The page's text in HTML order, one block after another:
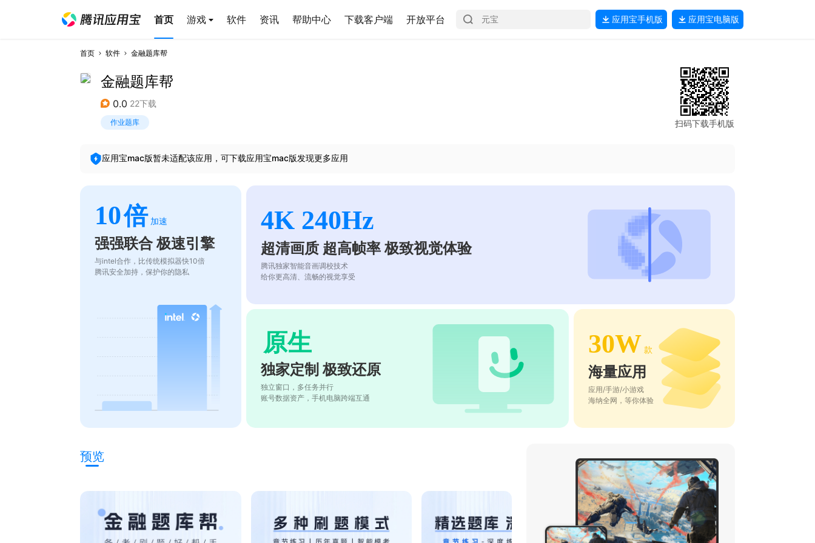
首页 游戏 软件 资讯 帮助中心 下载客户端 开放平台 应用宝手机版 应用宝电脑版
首页 软件 金融题库帮
金融题库帮
0.0 22下载
作业题库 扫码下载手机版
应用宝mac版暂未适配该应用，可下载应用宝mac版发现更多应用
10倍 加速
强强联合 极速引擎
与intel合作，比传统模拟器快10倍
腾讯安全加持，保护你的隐私
4K 240Hz
超清画质 超高帧率 极致视觉体验
腾讯独家智能音画调校技术
给你更高清、流畅的视觉享受
原生
独家定制 极致还原
独立窗口，多任务并行
账号数据资产，手机电脑跨端互通
30W 款
海量应用
应用/手游/小游戏
海纳全网，等你体验
预览